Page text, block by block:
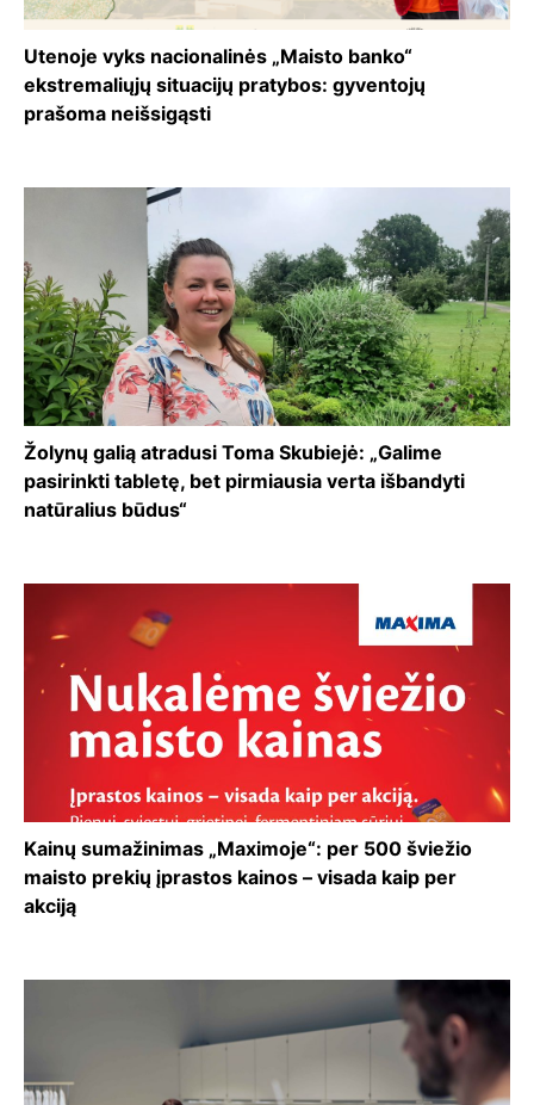
Utenoje vyks nacionalinės „Maisto banko“
ekstremaliųjų situacijų pratybos: gyventojų
prašoma neišsigąsti
Žolynų galią atradusi Toma Skubiejė: „Galime
pasirinkti tabletę, bet pirmiausia verta išbandyti
natūralius būdus“
Kainų sumažinimas „Maximoje“: per 500 šviežio
maisto prekių įprastos kainos – visada kaip per
akciją